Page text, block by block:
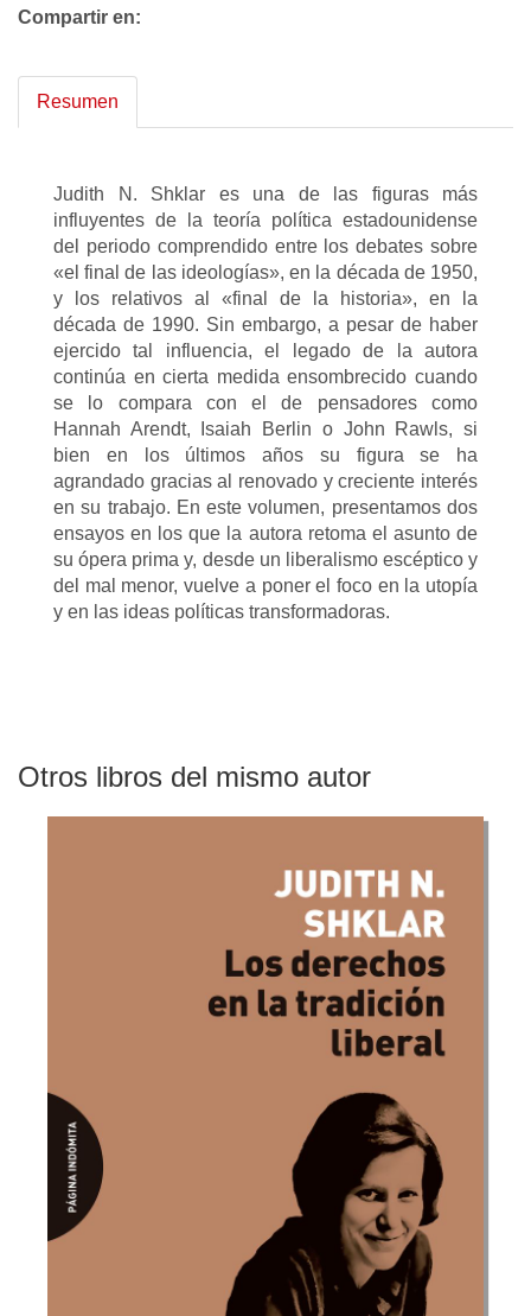
Compartir en:
Resumen
Judith N. Shklar es una de las figuras más
influyentes de la teoría política estadounidense
del periodo comprendido entre los debates sobre
«el final de las ideologías», en la década de 1950,
y los relativos al «final de la historia», en la
década de 1990. Sin embargo, a pesar de haber
ejercido tal influencia, el legado de la autora
continúa en cierta medida ensombrecido cuando
se lo compara con el de pensadores como
Hannah Arendt, Isaiah Berlin o John Rawls, si
bien en los últimos años su figura se ha
agrandado gracias al renovado y creciente interés
en su trabajo. En este volumen, presentamos dos
ensayos en los que la autora retoma el asunto de
su ópera prima y, desde un liberalismo escéptico y
del mal menor, vuelve a poner el foco en la utopía
y en las ideas políticas transformadoras.
Otros libros del mismo autor